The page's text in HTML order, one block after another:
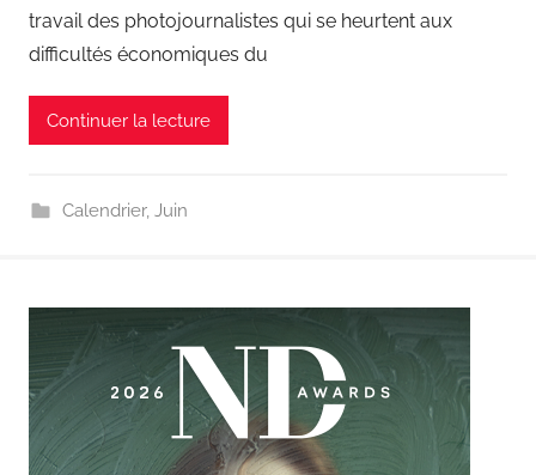
travail des photojournalistes qui se heurtent aux
difficultés économiques du
Continuer la lecture
Calendrier, Juin